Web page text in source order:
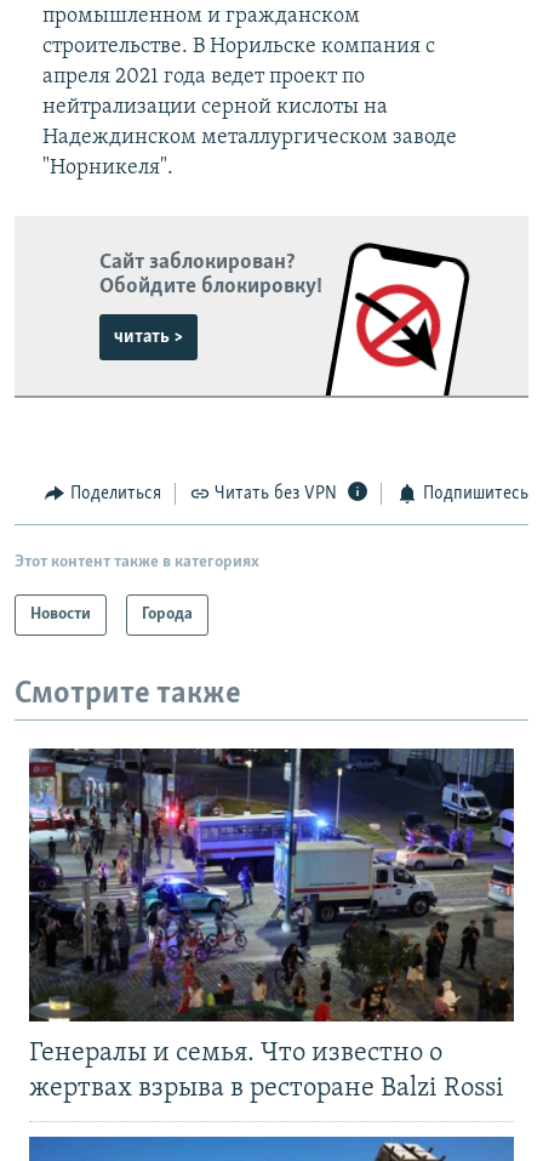
промышленном и гражданском
строительстве. В Норильске компания с
апреля 2021 года ведет проект по
нейтрализации серной кислоты на
Надеждинском металлургическом заводе
"Норникеля".
Сайт заблокирован?
Обойдите блокировку!
читать >
Поделиться Читать без VPN Подпишитесь
Этот контент также в категориях
Новости Города
Смотрите также
Генералы и семья. Что известно о
жертвах взрыва в ресторане Balzi Rossi